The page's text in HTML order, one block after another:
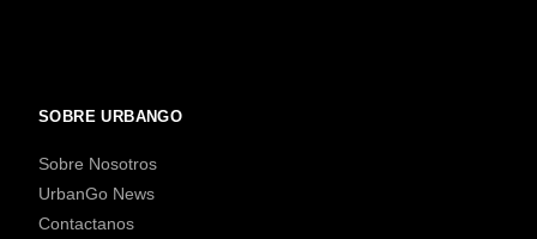
SOBRE URBANGO
Sobre Nosotros
UrbanGo News
Contactanos